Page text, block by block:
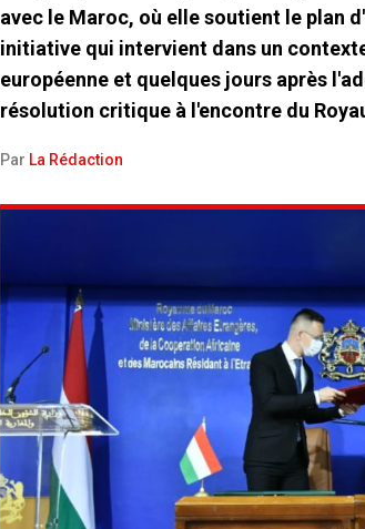
avec le Maroc, où elle soutient le plan
initiative qui intervient dans un
européenne et quelques jours après
résolution critique à l'encontre du
Par La Rédaction